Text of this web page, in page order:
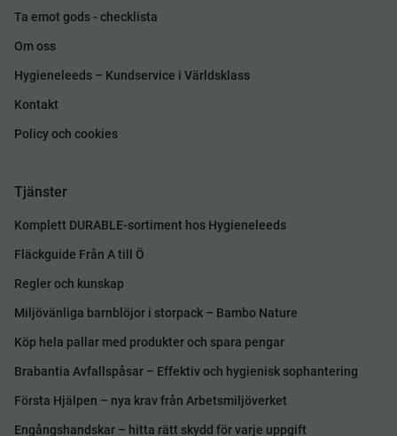
Ta emot gods - checklista
Om oss
Hygieneleeds – Kundservice i Världsklass
Kontakt
Policy och cookies
Tjänster
Komplett DURABLE-sortiment hos Hygieneleeds
Fläckguide Från A till Ö
Regler och kunskap
Miljövänliga barnblöjor i storpack – Bambo Nature
Köp hela pallar med produkter och spara pengar
Brabantia Avfallspåsar – Effektiv och hygienisk sophantering
Första Hjälpen – nya krav från Arbetsmiljöverket
Engångshandskar – hitta rätt skydd för varje uppgift